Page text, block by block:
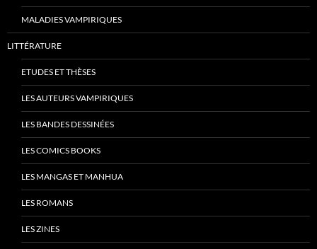
MALADIES VAMPIRIQUES
LITTÉRATURE
ETUDES ET THÈSES
LES AUTEURS VAMPIRIQUES
LES BANDES DESSINÉES
LES COMICS BOOKS
LES MANGAS ET MANHUA
LES ROMANS
LES ZINES